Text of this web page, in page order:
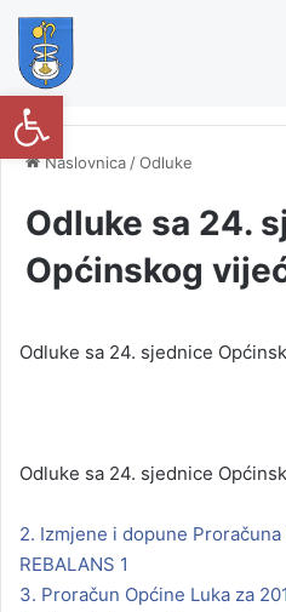
Naslovnica /Odluke
Odluke sa 24.
Općinskog
Odluke sa 24. sjednice
Odluke sa 24. sjednice
2. Izmjene i dopune
REBALANS 1
3. Proračun Općine Luka za
Open toolbar